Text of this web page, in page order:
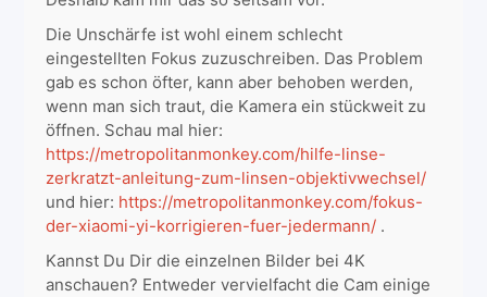
Die Unschärfe ist wohl einem schlecht
eingestellten Fokus zuzuschreiben. Das Problem
gab es schon öfter, kann aber behoben werden,
wenn man sich traut, die Kamera ein stückweit zu
öffnen. Schau mal hier:
https://metropolitanmonkey.com/hilfe-linse-
zerkratzt-anleitung-zum-linsen-objektivwechsel/
und hier: https://metropolitanmonkey.com/fokus-
der-xiaomi-yi-korrigieren-fuer-jedermann/ .
Kannst Du Dir die einzelnen Bilder bei 4K
anschauen? Entweder vervielfacht die Cam einige